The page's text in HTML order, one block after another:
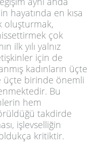
hayatında en kısa
oluşturmak,
çok
ilk yılı yalnız
için de
kadınların üçte
üçte birinde önemli
Bu
hem
takdirde
işlevselliğin
kritiktir.